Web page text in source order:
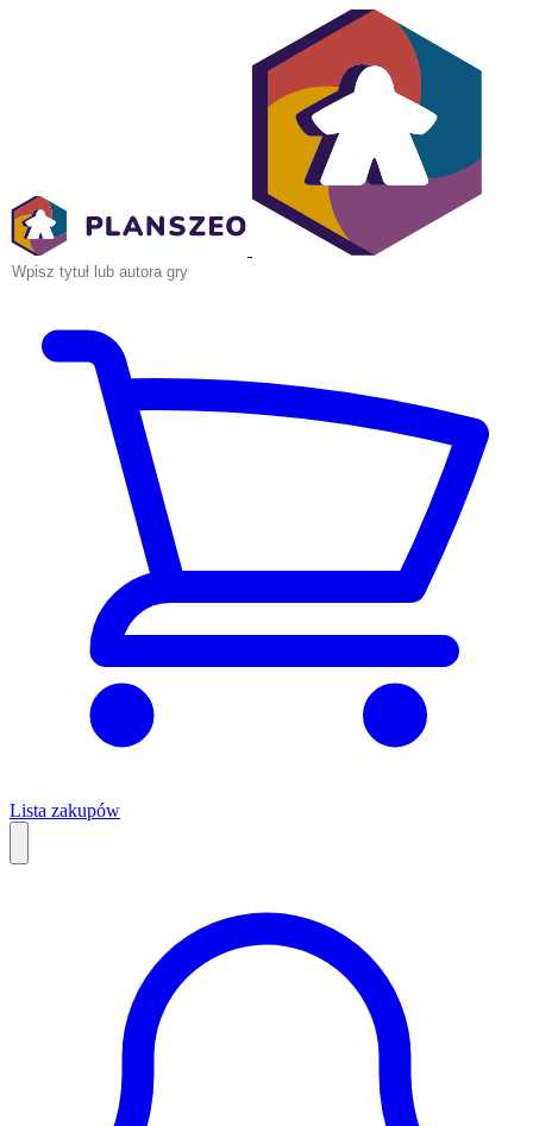
Lista zakupów